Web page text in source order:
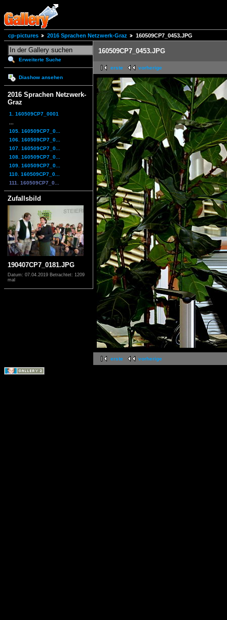
cp-pictures 2016 Sprachen Netzwerk-Graz 160509CP7_0453.JPG
Erweiterte Suche
Diashow ansehen
2016 Sprachen Netzwerk-
Graz
1. 160509CP7_0001
105. 160509CP7_0...
106. 160509CP7_0...
107. 160509CP7_0...
108. 160509CP7_0...
109. 160509CP7_0...
110. 160509CP7_0...
111. 160509CP7_0...
Zufallsbild
190407CP7_0181.JPG
Datum: 07.04.2019 Betrachtet: 1209
mal
160509CP7_0453.JPG
erste vorherige
erste vorherige